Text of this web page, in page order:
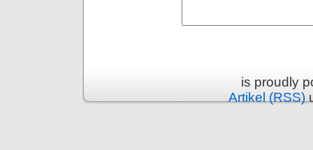
is proudly
Artikel (RSS)